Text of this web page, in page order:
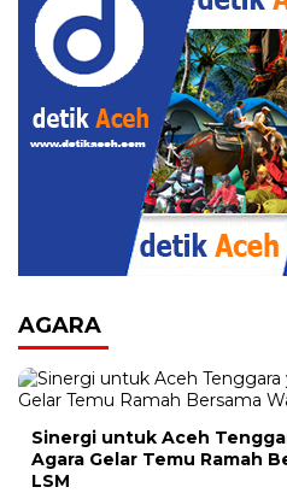
AGARA
Sinergi untuk Aceh
Agara Gelar Temu Ramah
LSM